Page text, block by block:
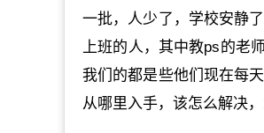
一批，人少了，学校安静
上班的人，其中教ps的老
我们的都是些他们现在每
从哪里入手，该怎么解决，